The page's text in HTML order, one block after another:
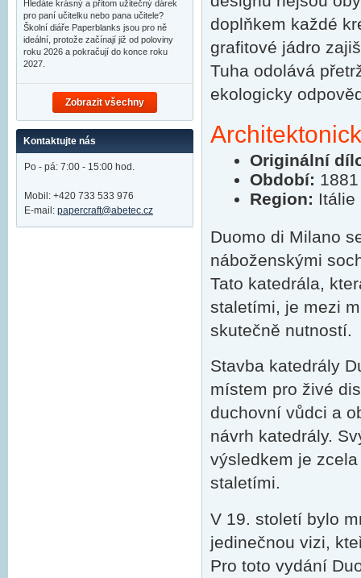
doplňkem každé
grafitové jádro
Tuha odolává
ekologicky
Originální
Období: 1881
Region: Itálie
Duomo di Milano
náboženskými
Tato katedrála,
staletími, je mezi
skutečně nutností.
Stavba katedrály
místem pro živé
duchovní vůdci a
návrh katedrály.
výsledkem je
staletími.
V 19. století bylo
jedinečnou vizi,
Pro toto vydání
Hledáte krásný a přitom užitečný dárek
pro paní učitelku nebo pana učitele?
Školní diáře Paperblanks jsou pro ně
ideální, protože začínají již od poloviny
roku 2026 a pokračují do konce roku
2027.
Zobrazit všechny
Kontaktujte nás
Po - pá: 7:00 - 15:00 hod.
Mobil: +420 733 533 976
E-mail: papercraft@abetec.cz